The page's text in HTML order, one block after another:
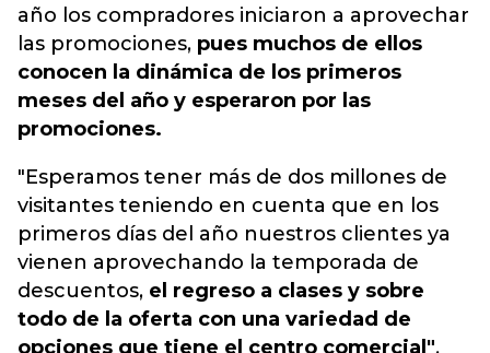
año los compradores iniciaron a aprovechar
las promociones, pues muchos de ellos
conocen la dinámica de los primeros
meses del año y esperaron por las
promociones.
"Esperamos tener más de dos millones de
visitantes teniendo en cuenta que en los
primeros días del año nuestros clientes ya
vienen aprovechando la temporada de
descuentos, el regreso a clases y sobre
todo de la oferta con una variedad de
opciones que tiene el centro comercial",